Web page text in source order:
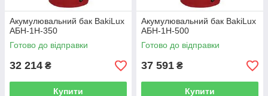
Акумулювальний бак BakiLux
АБН-1Н-350
Готово до відправки
32 214 ₴
Купити
Акумулювальний бак BakiLux
АБН-1Н-500
Готово до відправки
37 591 ₴
Купити